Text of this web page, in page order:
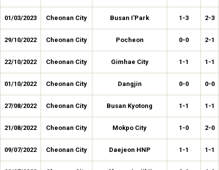
01/03/2023 Cheonan City Busan I'Park 1-3 2-3
29/10/2022 Cheonan City Pocheon 0-0 2-1
22/10/2022 Cheonan City Gimhae City 1-1 1-1
01/10/2022 Cheonan City Dangjin 0-0 0-0
27/08/2022 Cheonan City Busan Kyotong 1-1 1-1
21/08/2022 Cheonan City Mokpo City 1-0 2-0
09/07/2022 Cheonan City Daejeon HNP 1-1 1-1